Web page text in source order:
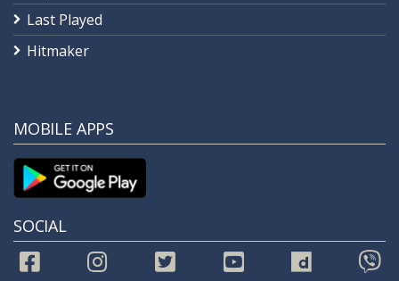
Last Played
Hitmaker
MOBILE APPS
SOCIAL